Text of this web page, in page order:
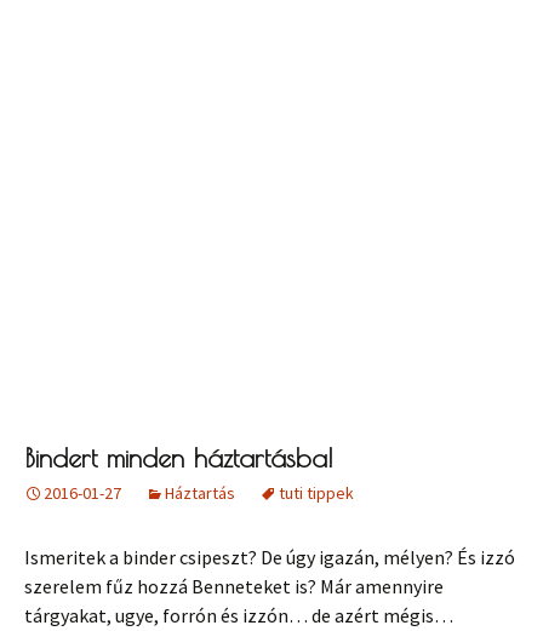
Bindert minden háztartásba!
2016-01-27 Háztartás tuti tippek
Ismeritek a binder csipeszt? De úgy igazán, mélyen? És izzó
szerelem fűz hozzá Benneteket is? Már amennyire
tárgyakat, ugye, forrón és izzón… de azért mégis…